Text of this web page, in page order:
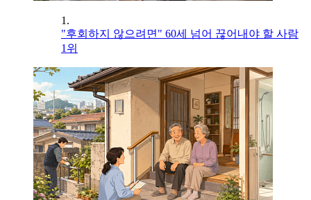
1.
"후회하지 않으려면" 60세 넘어 끊어내야 할 사람
1위